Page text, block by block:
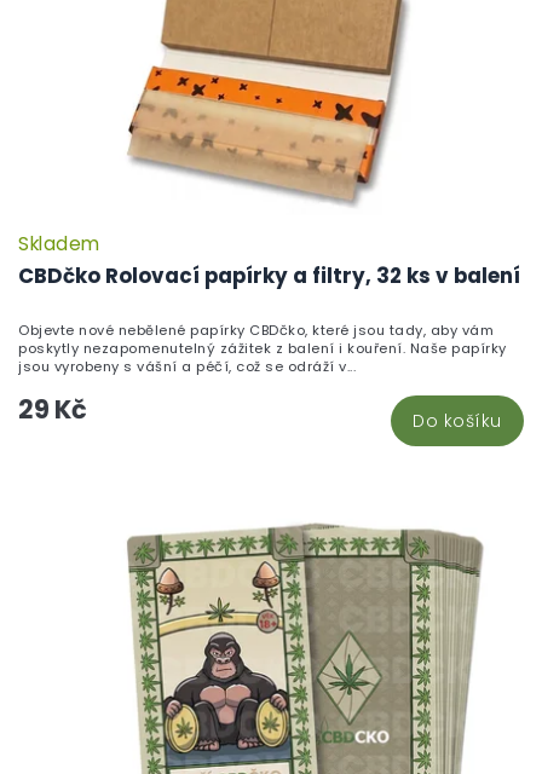
CBDčko Rolovací papírky a filtry, 32 ks v balení
Skladem
29 Kč Do košíku
Objevte nové nebělené papírky CBDčko, které jsou tady, aby vám
poskytly nezapomenutelný zážitek z balení i kouření. Naše papírky
jsou vyrobeny s vášní a péčí, což se odráží v...